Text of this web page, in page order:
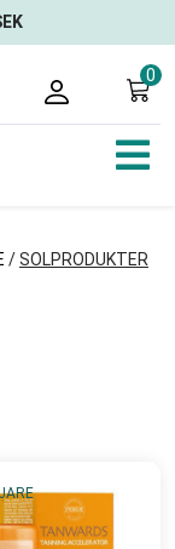
0
/SOLPRODUKTER